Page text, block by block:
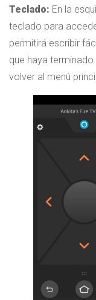
Teclado: En la
teclado para
permitirá escribir
que haya
volver al menú